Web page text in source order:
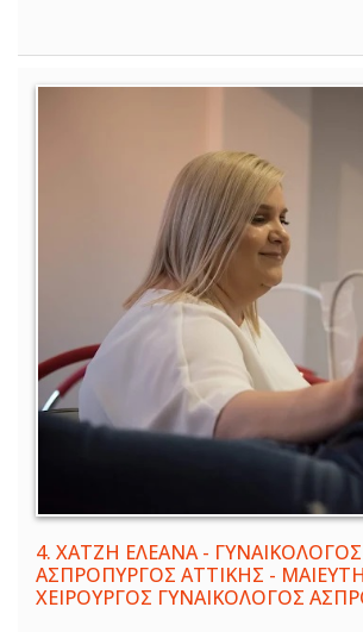
4. ΧΑΤΖΗ ΕΛΕΑΝΑ - ΓΥΝΑΙΚΟΛΟΓΟΣ
ΑΣΠΡΟΠΥΡΓΟΣ ΑΤΤΙΚΗΣ -
ΧΕΙΡΟΥΡΓΟΣ ΓΥΝΑΙΚΟΛΟΓΟΣ